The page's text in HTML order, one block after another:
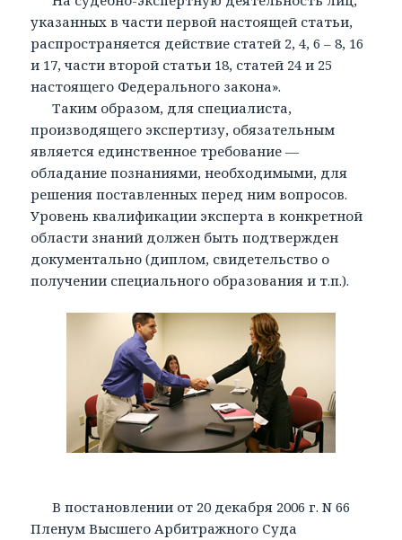
указанных в части первой настоящей статьи,
распространяется действие статей 2, 4, 6 – 8, 16
и 17, части второй статьи 18, статей 24 и 25
настоящего Федерального закона».
Таким образом, для специалиста,
производящего экспертизу, обязательным
является единственное требование —
обладание познаниями, необходимыми, для
решения поставленных перед ним вопросов.
Уровень квалификации эксперта в конкретной
области знаний должен быть подтвержден
документально (диплом, свидетельство о
получении специального образования и т.п.).
В постановлении от 20 декабря 2006 г. N 66
Пленум Высшего Арбитражного Суда